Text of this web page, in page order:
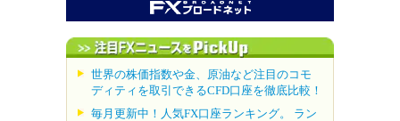
世界の株価指数や金、原油など注目のコモ
ディティを取引できるCFD口座を徹底比較！
毎月更新中！人気FX口座ランキング。 ラン